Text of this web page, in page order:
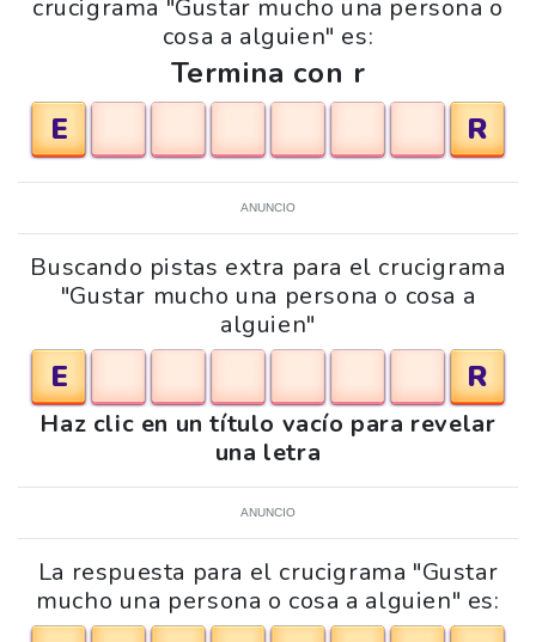
crucigrama "Gustar mucho una persona o
cosa a alguien" es:
Termina con r
E
R
ANUNCIO
Buscando pistas extra para el crucigrama
"Gustar mucho una persona o cosa a
alguien"
E R
Haz clic en un título vacío para revelar
una letra
ANUNCIO
La respuesta para el crucigrama "Gustar
mucho una persona o cosa a alguien" es: